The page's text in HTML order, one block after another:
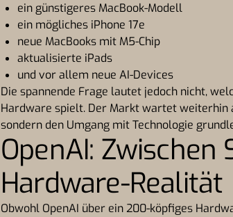
ein günstigeres MacBook-Modell
ein mögliches iPhone 17e
neue MacBooks mit M5-Chip
aktualisierte iPads
und vor allem neue AI-Devices
Die spannende Frage lautet jedoch nicht,
Hardware spielt. Der Markt wartet
sondern den Umgang mit Technologie
OpenAI:
Hardware-Realität
Obwohl OpenAI über ein 200-köpfiges